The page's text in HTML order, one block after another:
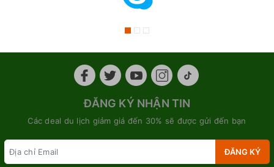
ĐĂNG KÝ NHẬN TIN
Các deal du lịch giảm giá đến 30% sẽ được gửi đến bạn
ĐĂNG KÝ